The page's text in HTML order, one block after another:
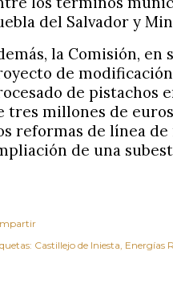
del Salvador y
la Comisión, en
de
de pistachos
tres millones de
reformas de línea
de una
Castillejo de Iniesta Energías